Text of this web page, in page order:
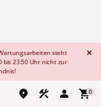
steht
bis 23:50 Uhr nicht zur
×
place construction person shopping_cart0